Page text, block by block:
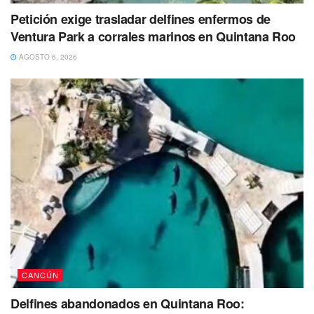
características de la marihuana, también 13 bolsitas de
plástico que contenían fragmentos con la característica de
la droga conocida como crack, asimismo llevaba un arma
de fuego corta calibre 40.
Por lo anterior, David “N” quedó detenido y fue puesto a
disposición de las autoridades correspondientes para
determinar la situación jurídica en la que se encuentra.
Petición exige trasladar delfines enfermos de
Ventura Park a corrales marinos en Quintana Roo
AGOSTO 6, 2026
CANCÚN
Delfines abandonados en Quintana Roo: